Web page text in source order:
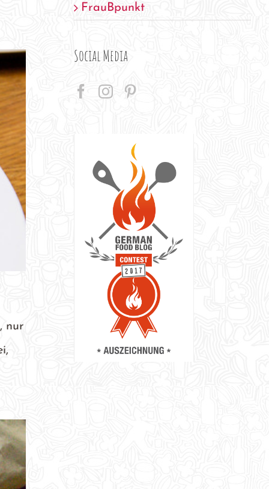
nur
FrauBpunkt
Social Media